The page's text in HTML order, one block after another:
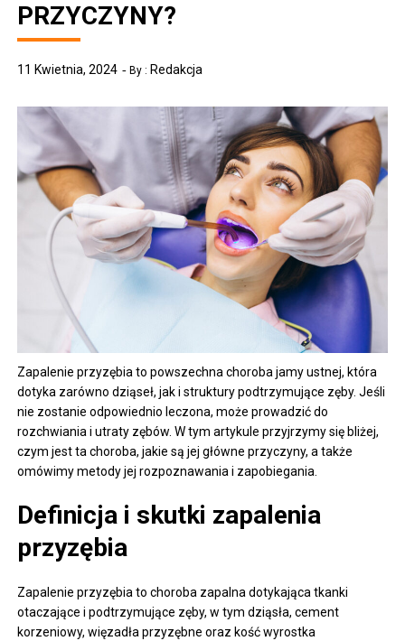
PRZYCZYNY?
11 Kwietnia, 2024 By : Redakcja
Zapalenie przyzębia to powszechna choroba jamy ustnej, która
dotyka zarówno dziąseł, jak i struktury podtrzymujące zęby. Jeśli
nie zostanie odpowiednio leczona, może prowadzić do
rozchwiania i utraty zębów. W tym artykule przyjrzymy się bliżej,
czym jest ta choroba, jakie są jej główne przyczyny, a także
omówimy metody jej rozpoznawania i zapobiegania.
Definicja i skutki zapalenia
przyzębia
Zapalenie przyzębia to choroba zapalna dotykająca tkanki
otaczające i podtrzymujące zęby, w tym dziąsła, cement
korzeniowy, więzadła przyzębne oraz kość wyrostka